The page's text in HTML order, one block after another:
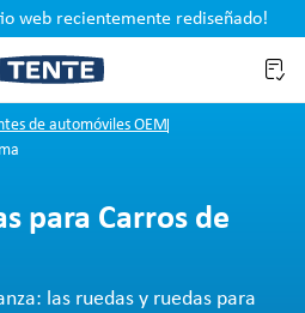
web recientemente rediseñado!
de automóviles OEM
para Carros de
las ruedas y ruedas para